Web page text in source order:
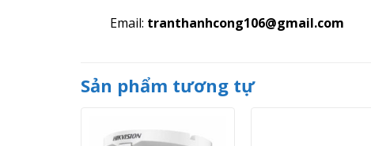
Email: tranthanhcong106@gmail.com
Sản phẩm tương tự